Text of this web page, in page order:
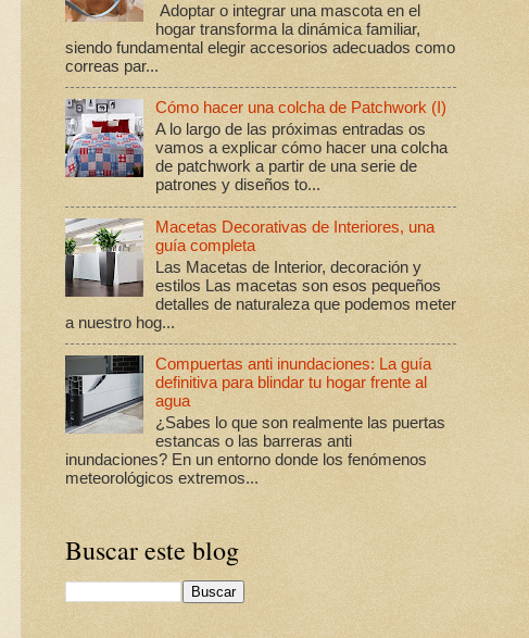
Adoptar o integrar una mascota en el
hogar transforma la dinámica familiar,
siendo fundamental elegir accesorios adecuados como
correas par...
Cómo hacer una colcha de Patchwork (I)
A lo largo de las próximas entradas os
vamos a explicar cómo hacer una colcha
de patchwork a partir de una serie de
patrones y diseños to...
Macetas Decorativas de Interiores, una
guía completa
Las Macetas de Interior, decoración y
estilos Las macetas son esos pequeños
detalles de naturaleza que podemos meter
a nuestro hog...
Compuertas anti inundaciones: La guía
definitiva para blindar tu hogar frente al
agua
¿Sabes lo que son realmente las puertas
estancas o las barreras anti
inundaciones? En un entorno donde los fenómenos
meteorológicos extremos...
Buscar este blog